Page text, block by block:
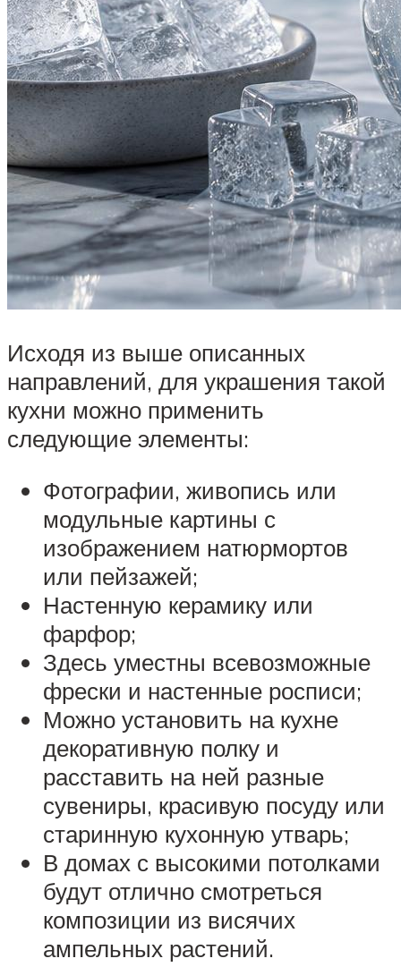
Исходя из выше описанных
направлений, для украшения такой
кухни можно применить
следующие элементы:
Фотографии, живопись или
модульные картины с
изображением натюрмортов
или пейзажей;
Настенную керамику или
фарфор;
Здесь уместны всевозможные
фрески и настенные росписи;
Можно установить на кухне
декоративную полку и
расставить на ней разные
сувениры, красивую посуду или
старинную кухонную утварь;
В домах с высокими потолками
будут отлично смотреться
композиции из висячих
ампельных растений.